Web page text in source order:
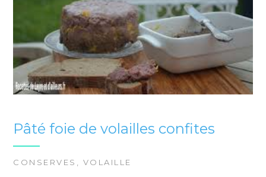
Pâté foie de volailles confites
CONSERVES VOLAILLE